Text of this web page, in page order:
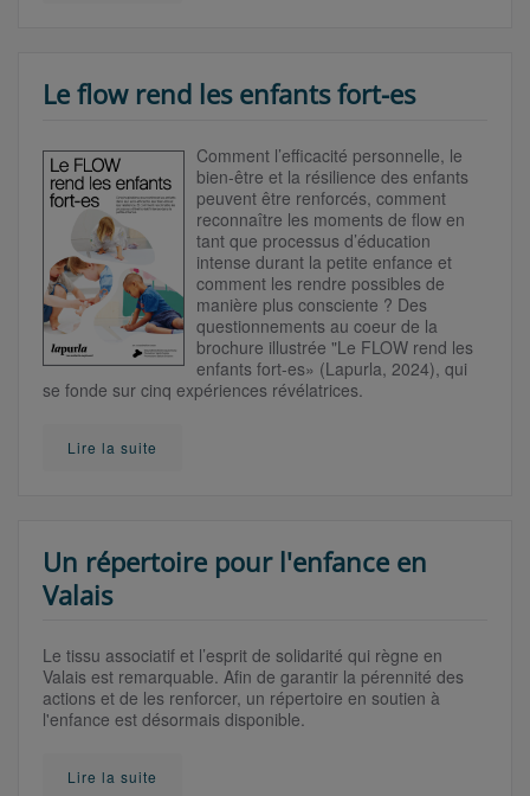
Le flow rend les enfants fort-es
Comment l’efficacité personnelle, le
bien-être et la résilience des enfants
peuvent être renforcés, comment
reconnaître les moments de flow en
tant que processus d’éducation
intense durant la petite enfance et
comment les rendre possibles de
manière plus consciente ? Des
questionnements au coeur de la
brochure illustrée "Le FLOW rend les
enfants fort-es» (Lapurla, 2024), qui
se fonde sur cinq expériences révélatrices.
Lire la suite
Un répertoire pour l'enfance en
Valais
Le tissu associatif et l’esprit de solidarité qui règne en
Valais est remarquable. Afin de garantir la pérennité des
actions et de les renforcer, un répertoire en soutien à
l'enfance est désormais disponible.
Lire la suite